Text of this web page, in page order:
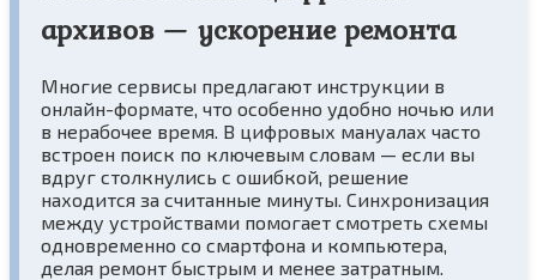
архивов — ускорение ремонта
Многие сервисы предлагают инструкции в
онлайн-формате, что особенно удобно ночью или
в нерабочее время. В цифровых мануалах часто
встроен поиск по ключевым словам — если вы
вдруг столкнулись с ошибкой, решение
находится за считанные минуты. Синхронизация
между устройствами помогает смотреть схемы
одновременно со смартфона и компьютера,
делая ремонт быстрым и менее затратным.